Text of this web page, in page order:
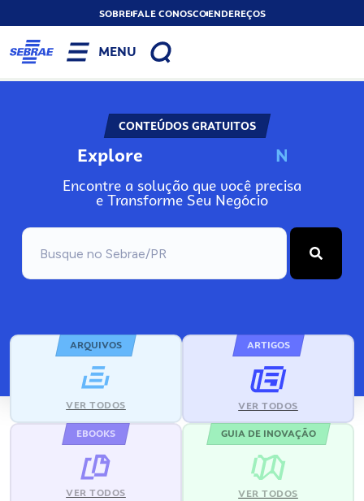
SOBREFALE CONOSCOENDEREÇOS
MENU
CONTEÚDOS GRATUITOS
Explore N
Encontre a solução que você precisa
e Transforme Seu Negócio
ARQUIVOS
VER TODOS
ARTIGOS
VER TODOS
EBOOKS
VER TODOS
GUIA DE INOVAÇÃO
VER TODOS